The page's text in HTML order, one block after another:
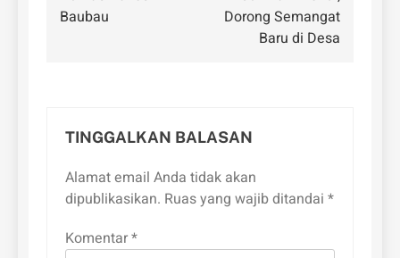
Baubau
Dorong Semangat
Baru di Desa
TINGGALKAN BALASAN
Alamat email Anda tidak akan
dipublikasikan. Ruas yang wajib ditandai *
Komentar*